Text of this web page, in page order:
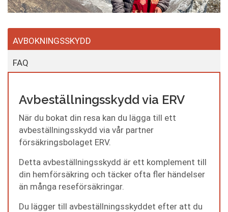
AVBOKNINGSSKYDD
FAQ
Avbeställningsskydd via ERV
När du bokat din resa kan du lägga till ett
avbeställningsskydd via vår partner
försäkringsbolaget ERV.
Detta avbeställningsskydd är ett komplement till
din hemförsäkring och täcker ofta fler händelser
än många reseförsäkringar.
Du lägger till avbeställningsskyddet efter att du